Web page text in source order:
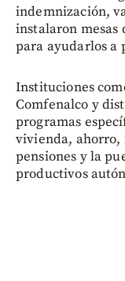
indemnización,
instalaron mesas
para ayudarlos a
Instituciones
Comfenalco y
programas
vivienda, ahorro,
pensiones y la
productivos